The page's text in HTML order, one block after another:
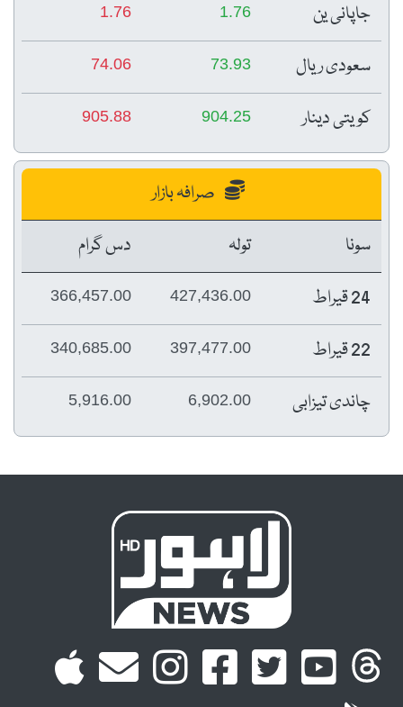
جاپانی ین 1.76
1.76
سعودی ریال 73.93
74.06
کویتی دینار 904.25
905.88
صرافہ بازار
سونا
تولہ
دس گرام
24 قیراط
427,436.00
366,457.00
22 قیراط 397,477.00
340,685.00
چاندی تیزابی 6,902.00
5,916.00